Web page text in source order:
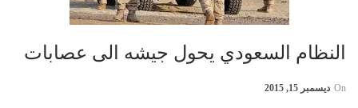
النظام السعودي يحول جيشه الى عصابات
On ديسمبر 15, 2015